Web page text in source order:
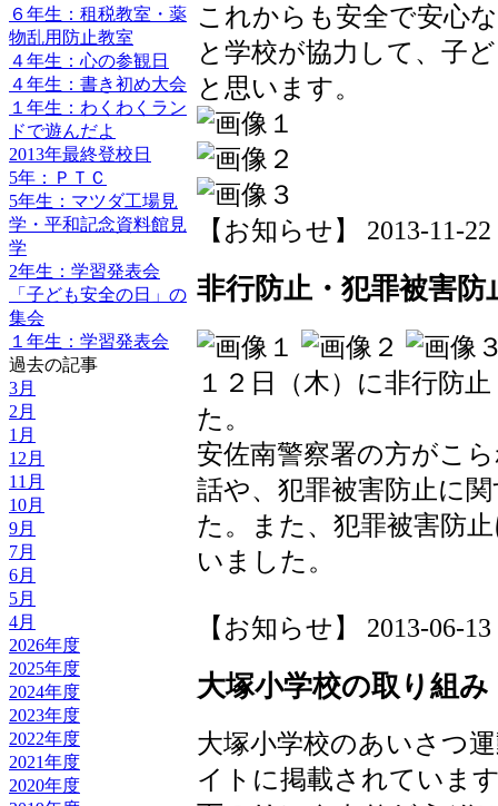
６年生：租税教室・薬
物乱用防止教室
４年生：心の参観日
４年生：書き初め大会
１年生：わくわくラン
ドで遊んだよ
2013年最終登校日
5年：ＰＴＣ
5年生：マツダ工場見
学・平和記念資料館見
学
2年生：学習発表会
「子ども安全の日」の
集会
１年生：学習発表会
過去の記事
3月
2月
1月
12月
11月
10月
9月
7月
6月
5月
4月
2026年度
2025年度
2024年度
2023年度
2022年度
2021年度
2020年度
これからも安全で安心
と学校が協力して、子
と思います。
【お知らせ】 2013-11-
非行防止・犯罪被害防
１２日（木）に非行防
た。
安佐南警察署の方がこ
話や、犯罪被害防止に
た。また、犯罪被害防
いました。
【お知らせ】 2013-06-
大塚小学校の取り組
大塚小学校のあいさつ
イトに掲載されていま